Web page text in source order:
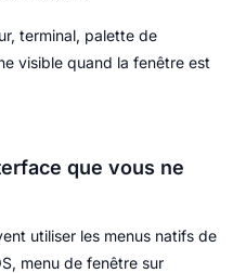
terminal, palette de
visible quand la fenêtre est
que vous ne
utiliser les menus natifs de
menu de fenêtre sur